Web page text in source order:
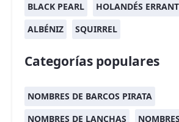
BLACK PEARL
HOLANDÉS
ALBÉNIZ
SQUIRREL
Categorías populares
NOMBRES DE BARCOS PIRATA
NOMBRES DE LANCHAS